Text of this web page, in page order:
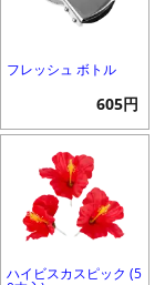
フレッシュ ボトル
605円
ハイビスカスピック (5